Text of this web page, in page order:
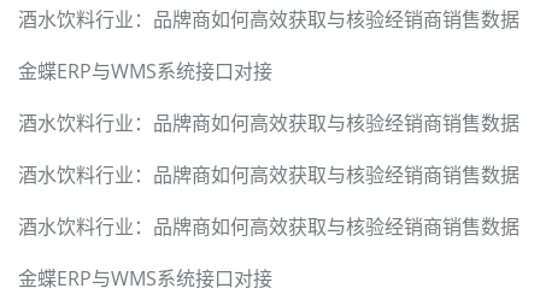
酒水饮料行业：品牌商如何高效获取与核验经销商销售数据
金蝶ERP与WMS系统接口对接
酒水饮料行业：品牌商如何高效获取与核验经销商销售数据
酒水饮料行业：品牌商如何高效获取与核验经销商销售数据
酒水饮料行业：品牌商如何高效获取与核验经销商销售数据
金蝶ERP与WMS系统接口对接